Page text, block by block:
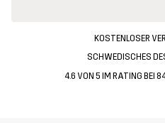
KOSTENLOSER
SCHWEDISCHES
4.6 VON 5 IM RATING BEI